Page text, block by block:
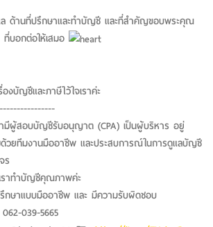
ด้านที่ปรึกษาและทำบัญชี และที่สำคัญขอบพระคุณ
ที่บอกต่อให้เสมอ
บัญชีและภาษีไว้ใจเราค่ะ
ามีผู้สอบบัญชีรับอนุญาต (CPA) เป็นผู้บริหาร อยู่
วยทีมงานมืออาชีพ และประสบการณ์ในการดูแลบัญชี
ร
าทำบัญชีคุณภาพค่ะ
กษาแบบมืออาชีพ และ มีความรับผิดชอบ
039-5665